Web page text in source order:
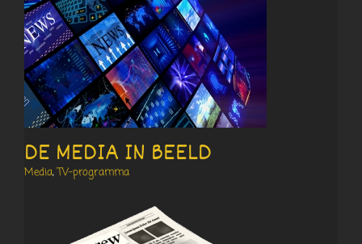
DE MEDIA IN BEELD
Media,TV-programma